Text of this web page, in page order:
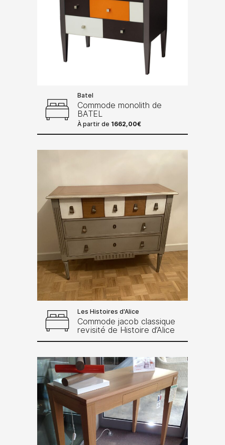
Batel
Commode monolith de
BATEL
À partir de 1662,00€
Les Histoires d'Alice
Commode jacob classique
revisité de Histoire d’Alice